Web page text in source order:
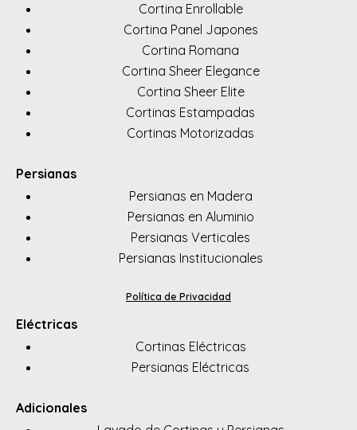
Cortina Enrollable
Cortina Panel Japones
Cortina Romana
Cortina Sheer Elegance
Cortina Sheer Elite
Cortinas Estampadas
Cortinas Motorizadas
Persianas
Persianas en Madera
Persianas en Aluminio
Persianas Verticales
Persianas Institucionales
Política de Privacidad
Eléctricas
Cortinas Eléctricas
Persianas Eléctricas
Adicionales